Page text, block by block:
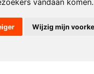
vandaan komen.
Wijzig mijn
of smartphone.